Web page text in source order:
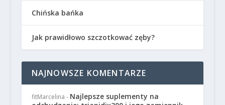
Chińska bańka
Jak prawidłowo szczotkować zęby?
NAJNOWSZE KOMENTARZE
fitMarcelina - Najlepsze suplementy na